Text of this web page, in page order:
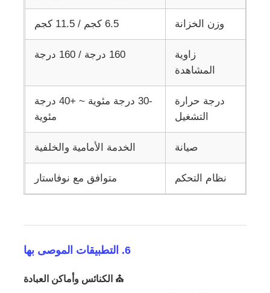
وزن الخزانة 6.5 كجم / 11.5 كجم
زاوية
المشاهدة
160 درجة / 160 درجة
درجة حرارة
التشغيل
-30 درجة مئوية ~ +40 درجة
مئوية
صيانة الخدمة الأمامية والخلفية
نظام التحكم متوافق مع نوفاستار
6. التطبيقات الموصى بها
⛪ الكنائس وأماكن العبادة